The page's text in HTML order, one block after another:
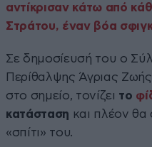
αντίκρισαν κάτω από
Στράτου, έναν βόα
Σε δημοσίευσή του ο
Περίθαλψης Άγριας
στο σημείο, τονίζει το
κατάσταση και πλέον θα
«σπίτι» του.